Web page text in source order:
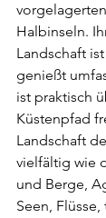
Halbinseln.
Landschaft
genießt
ist praktisch
Küstenpfad
Landschaft
vielfältig wie
und Berge,
Seen,